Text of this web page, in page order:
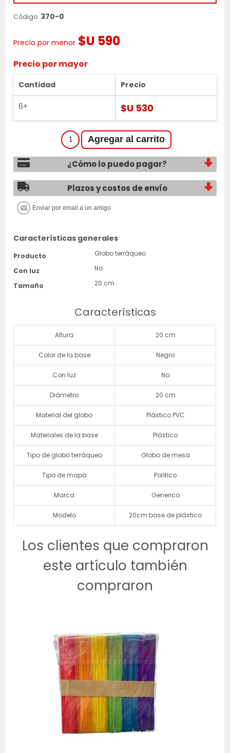
Código: 370-0
Precio por menor $U 590
Precio por mayor
Cantidad
6+
Precio
$U 530
¿Cómo lo puedo pagar?
Plazos y costos de envío
Características generales
Producto
Globo terráqueo
Con luz
No
Tamaño
20 cm
Características
Altura 20 cm
Color de la base Negro
Con luz No
Diámetro 20 cm
Material del globo Plástico PVC
Materiales de la base Plástico
Tipo de globo terráqueo Globo de mesa
Tipo de mapa Político
Marca Generico
Modelo 20cm base de plástico
Los clientes que compraron
este artículo también
compraron